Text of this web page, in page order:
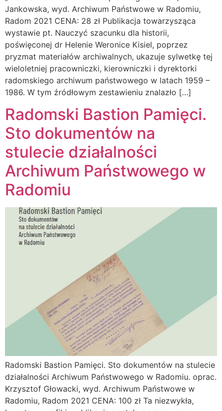
Jankowska, wyd. Archiwum Państwowe w Radomiu,
Radom 2021 CENA: 28 zł Publikacja towarzysząca
wystawie pt. Nauczyć szacunku dla historii,
poświęconej dr Helenie Weronice Kisiel, poprzez
pryzmat materiałów archiwalnych, ukazuje sylwetkę tej
wieloletniej pracowniczki, kierowniczki i dyrektorki
radomskiego archiwum państwowego w latach 1959 –
1986. W tym źródłowym zestawieniu znalazło […]
Radomski Bastion Pamięci.
Sto dokumentów na
stulecie działalności
Archiwum Państwowego w
Radomiu
Radomski Bastion Pamięci. Sto dokumentów na stulecie
działalności Archiwum Państwowego w Radomiu. oprac.
Krzysztof Głowacki, wyd. Archiwum Państwowe w
Radomiu, Radom 2021 CENA: 100 zł Ta niezwykła,